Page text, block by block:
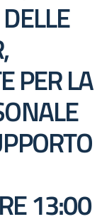
PER LA
13:00